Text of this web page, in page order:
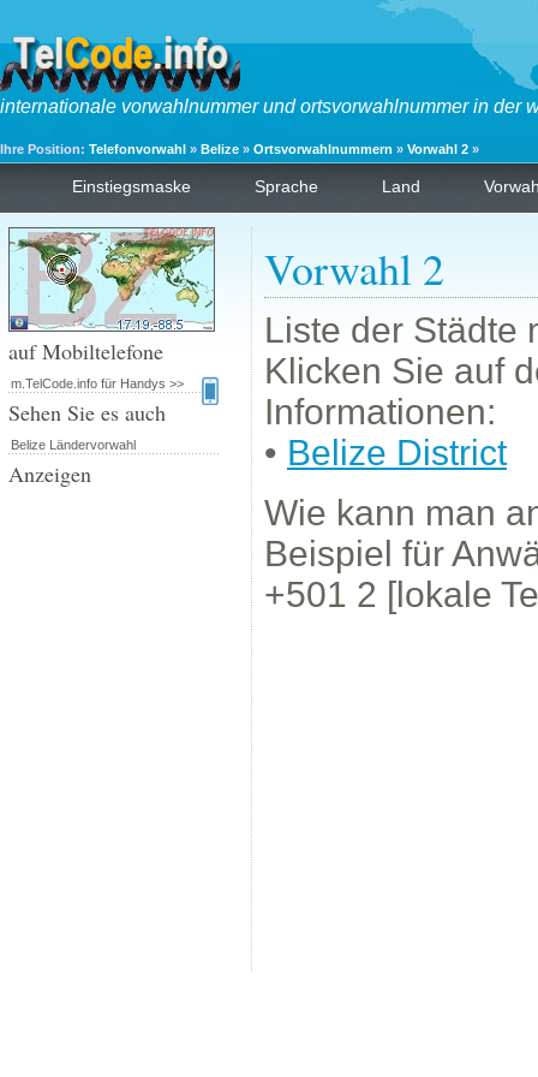
internationale vorwahlnummer und ortsvorwahlnummer in der
Ihre Position: Telefonvorwahl » Belize » Ortsvorwahlnummern » Vorwahl 2 »
Einstiegsmaske Sprache Land
Vorwahl 2
Liste der Städte
Klicken Sie auf
Informationen:
• Belize District
Wie kann man
Beispiel für
+501 2 [lokale
auf Mobiltelefone
m.TelCode.info für Handys >>
Sehen Sie es auch
Belize Ländervorwahl
Anzeigen